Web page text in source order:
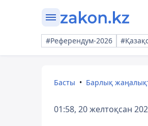
#Референдум-2026
Басты Барлық
01:58, 20 желтоқсан